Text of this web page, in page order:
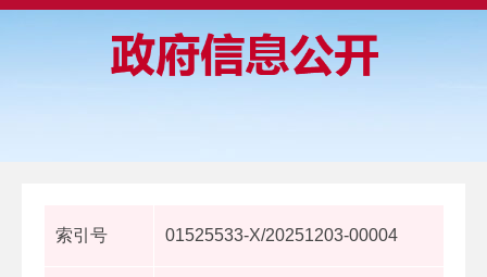
索引号 01525533-X/20251203-00004